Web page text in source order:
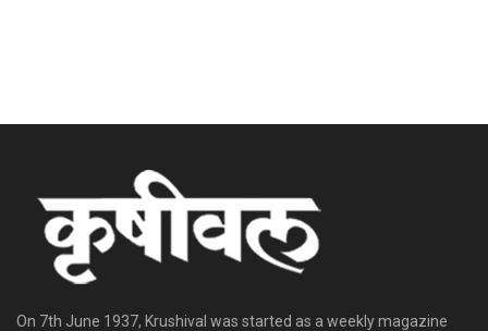
On 7th June 1937, Krushival was started as a weekly magazine